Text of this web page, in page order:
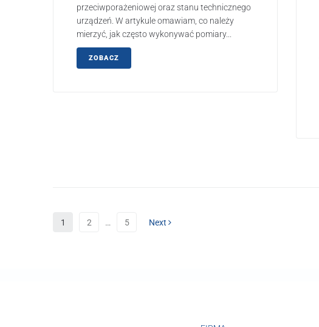
przeciwporażeniowej oraz stanu technicznego
urządzeń. W artykule omawiam, co należy
mierzyć, jak często wykonywać pomiary...
ZOBACZ
1 2 … 5 Next